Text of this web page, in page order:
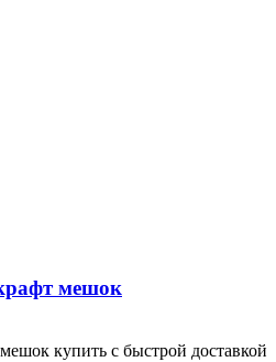
мешок
купить с быстрой доставкой